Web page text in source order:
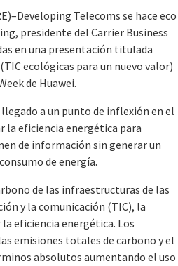
Telecoms se hace eco
presidente del Carrier Business
en una presentación titulada
ecológicas para un nuevo valor)
de Huawei.
a un punto de inflexión en el
la eficiencia energética para
de información sin generar un
de energía.
de las infraestructuras de las
y la comunicación (TIC), la
eficiencia energética. Los
emisiones totales de carbono y el
absolutos aumentando el uso